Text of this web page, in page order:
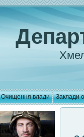
Очищення влади Заклади